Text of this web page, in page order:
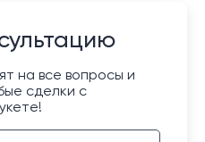
на все вопросы и
сделки с